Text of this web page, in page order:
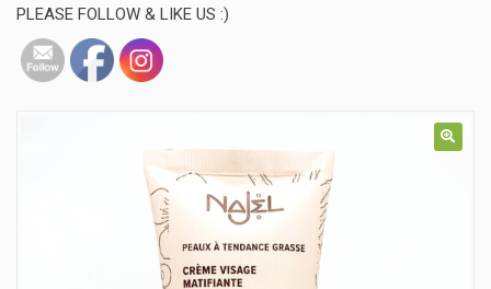
PLEASE FOLLOW & LIKE US :)